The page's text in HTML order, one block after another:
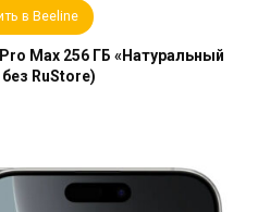
в Beeline
Max 256 ГБ «Натуральный
RuStore)